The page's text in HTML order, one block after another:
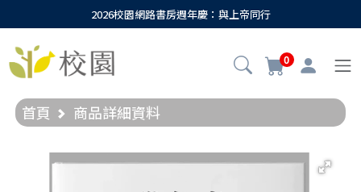
2026校園網路書房週年慶：與上帝同行
0
首頁 商品詳細資料